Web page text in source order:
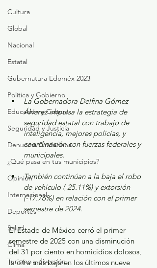
Cultura
Global
Nacional
Estatal
Gubernatura Edoméx 2023
Política y Gobierno
Educación y Cultura
Seguridad y Justicia
Denuncia Ciudadana
¿Qué pasa en tus municipios?
Opinión
Internacional
Deportes
Salud
Clima
Turismo y diversión
La Gobernadora Delfina Gómez
Álvarez impulsa la estrategia de
seguridad estatal con trabajo de
inteligencia, mejores policías, y
coordinación con fuerzas federales y
municipales.
También continúan a la baja el robo
de vehículo (-25.11%) y extorsión
(-17.76%) en relación con el primer
semestre de 2024.
El Estado de México cerró el primer
semestre de 2025 con una disminución
del 31 por ciento en homicidios dolosos,
la cifra más baja en los últimos nueve